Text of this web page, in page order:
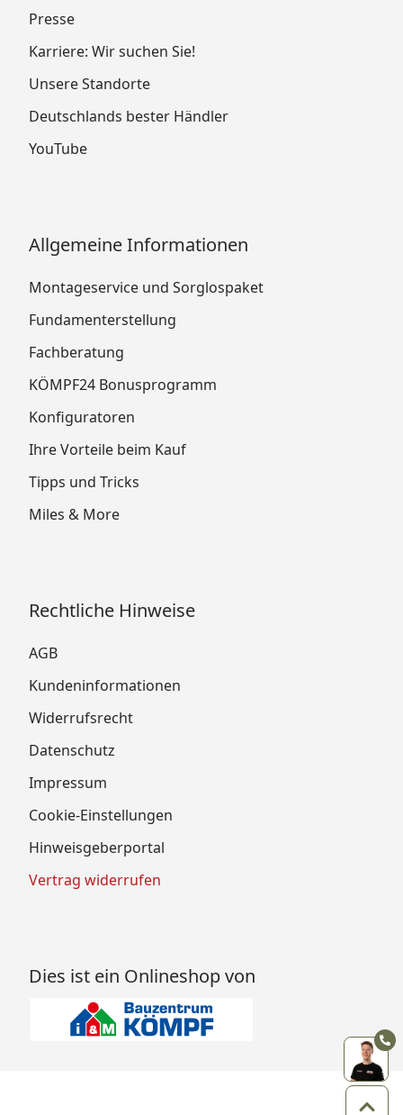
Presse
Karriere: Wir suchen Sie!
Unsere Standorte
Deutschlands bester Händler
YouTube
Allgemeine Informationen
Montageservice und Sorglospaket
Fundamenterstellung
Fachberatung
KÖMPF24 Bonusprogramm
Konfiguratoren
Ihre Vorteile beim Kauf
Tipps und Tricks
Miles & More
Rechtliche Hinweise
AGB
Kundeninformationen
Widerrufsrecht
Datenschutz
Impressum
Cookie-Einstellungen
Hinweisgeberportal
Vertrag widerrufen
Dies ist ein Onlineshop von